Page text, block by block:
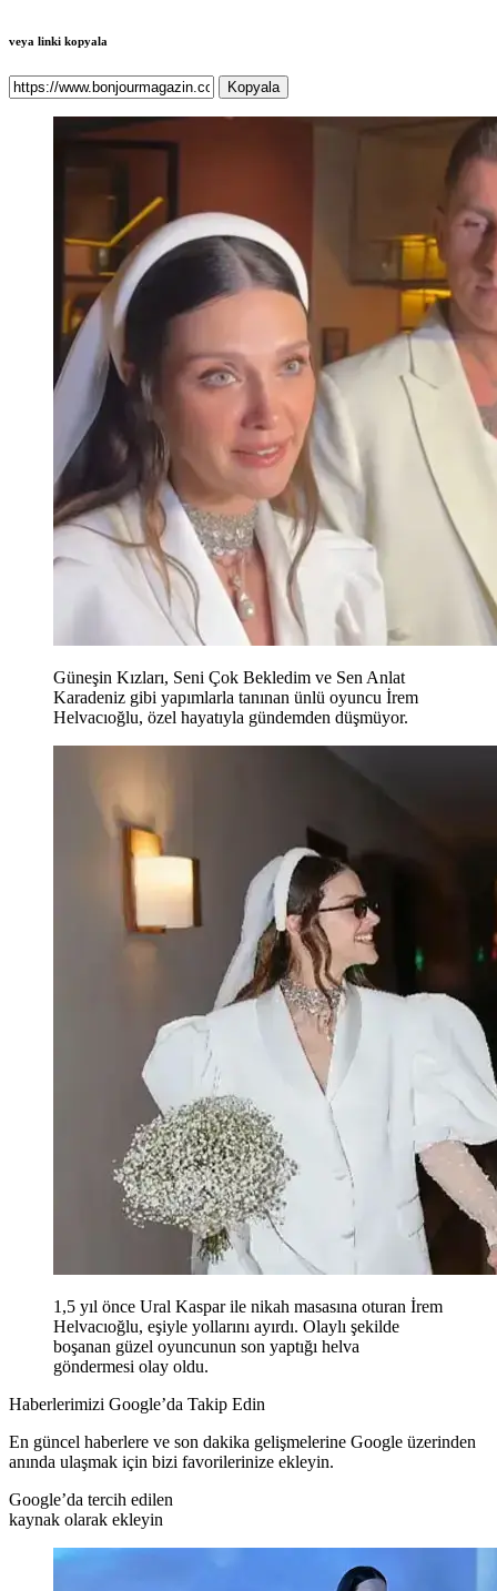
veya linki kopyala
Kopyala
Güneşin Kızları, Seni Çok Bekledim ve Sen Anlat
Karadeniz gibi yapımlarla tanınan ünlü oyuncu İrem
Helvacıoğlu, özel hayatıyla gündemden düşmüyor.
1,5 yıl önce Ural Kaspar ile nikah masasına oturan İrem
Helvacıoğlu, eşiyle yollarını ayırdı. Olaylı şekilde
boşanan güzel oyuncunun son yaptığı helva
göndermesi olay oldu.
Haberlerimizi Google’da Takip Edin
En güncel haberlere ve son dakika gelişmelerine Google üzerinden
anında ulaşmak için bizi favorilerinize ekleyin.
Google’da tercih edilen
kaynak olarak ekleyin